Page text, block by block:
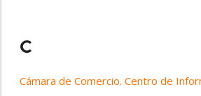
C
Cámara de Comercio. Centro de